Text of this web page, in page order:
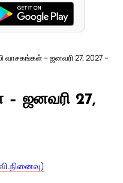
வாசகங்கள் – ஜனவரி 27, 2027 –
– ஜனவரி 27,